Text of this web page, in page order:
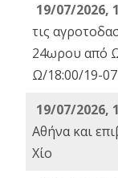
19/07/2026,
τις
24ωρου από
Ω/18:00/19-
19/07/2026,
Αθήνα και
Χίο